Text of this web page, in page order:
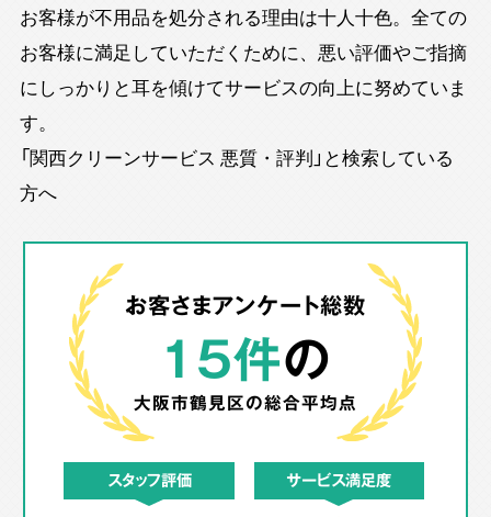
お客様が不用品を処分される理由は十人十色。全ての
お客様に満足していただくために、悪い評価やご指摘
にしっかりと耳を傾けてサービスの向上に努めていま
す。
「関西クリーンサービス 悪質・評判」と検索している
方へ
お客さまアンケート総数
15件の
大阪市鶴見区の総合平均点
スタッフ評価 サービス満足度